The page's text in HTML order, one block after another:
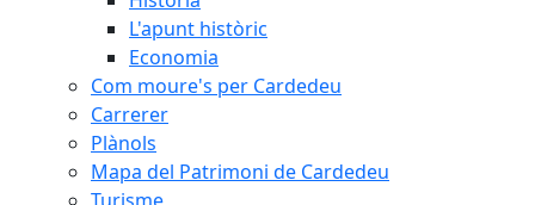
L'apunt històric
Economia
Com moure's per Cardedeu
Carrerer
Plànols
Mapa del Patrimoni de Cardedeu